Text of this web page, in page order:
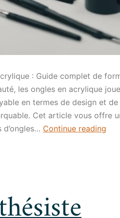
: Guide complet de
les ongles en acrylique
en termes de design et
Cet article vous offre
Continue reading